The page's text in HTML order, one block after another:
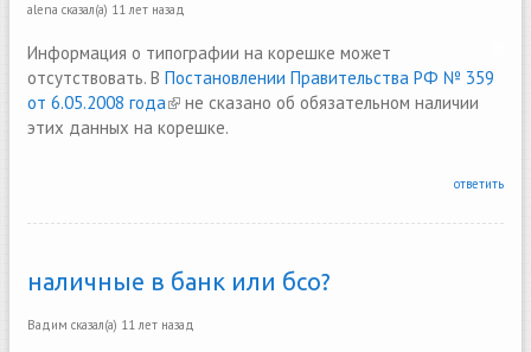
alena сказал(а) 11 лет назад
Информация о типографии на корешке может
отсутствовать. В Постановлении Правительства РФ № 359
от 6.05.2008 года(link is external)
не сказано об обязательном наличии
этих данных на корешке.
ответить
наличные в банк или бсо?
Вадим сказал(а) 11 лет назад